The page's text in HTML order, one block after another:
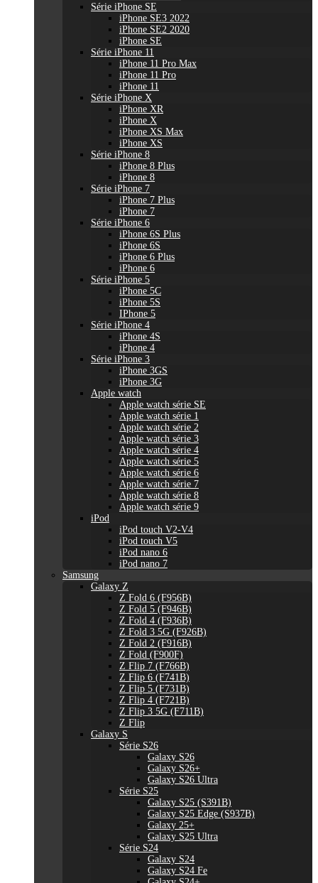
Série iPhone SE
iPhone SE3 2022
iPhone SE2 2020
iPhone SE
Série iPhone 11
iPhone 11 Pro Max
iPhone 11 Pro
iPhone 11
Série iPhone X
iPhone XR
iPhone X
iPhone XS Max
iPhone XS
Série iPhone 8
iPhone 8 Plus
iPhone 8
Série iPhone 7
iPhone 7 Plus
iPhone 7
Série iPhone 6
iPhone 6S Plus
iPhone 6S
iPhone 6 Plus
iPhone 6
Série iPhone 5
iPhone 5C
iPhone 5S
IPhone 5
Série iPhone 4
iPhone 4S
iPhone 4
Série iPhone 3
iPhone 3GS
iPhone 3G
Apple watch
Apple watch série SE
Apple watch série 1
Apple watch série 2
Apple watch série 3
Apple watch série 4
Apple watch série 5
Apple watch série 6
Apple watch série 7
Apple watch série 8
Apple watch série 9
iPod
iPod touch V2-V4
iPod touch V5
iPod nano 6
iPod nano 7
Samsung
Galaxy Z
Z Fold 6 (F956B)
Z Fold 5 (F946B)
Z Fold 4 (F936B)
Z Fold 3 5G (F926B)
Z Fold 2 (F916B)
Z Fold (F900F)
Z Flip 7 (F766B)
Z Flip 6 (F741B)
Z Flip 5 (F731B)
Z Flip 4 (F721B)
Z Flip 3 5G (F711B)
Z Flip
Galaxy S
Série S26
Galaxy S26
Galaxy S26+
Galaxy S26 Ultra
Série S25
Galaxy S25 (S391B)
Galaxy S25 Edge (S937B)
Galaxy 25+
Galaxy S25 Ultra
Série S24
Galaxy S24
Galaxy S24 Fe